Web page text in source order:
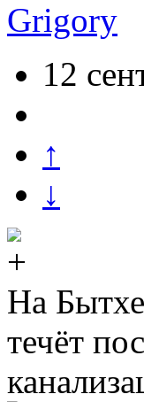
Grigory
12
↑
↓
На
течёт